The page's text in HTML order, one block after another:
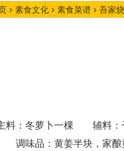
素食文化 素食菜谱 吾家
料：冬萝卜一棵 辅料：
调味品：黄姜半块，家酿